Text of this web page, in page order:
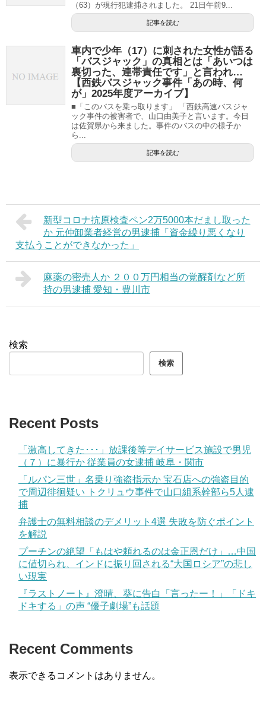
（63）が現行犯逮捕されました。 21日午前9...
記事を読む
車内で少年（17）に刺された女性が語る
「バスジャック」の真相とは「あいつは
裏切った、連帯責任です」と言われ…
【西鉄バスジャック事件「あの時、何
が」2025年度アーカイブ】
■「このバスを乗っ取ります」 「西鉄高速バスジャ
ック事件の被害者で、山口由美子と言います。今日
は佐賀県から来ました。事件のバスの中の様子か
ら...
記事を読む
新型コロナ抗原検査ペン2万5000本だまし取った
か 元仲卸業者経営の男逮捕「資金繰り悪くなり
支払うことができなかった」
麻薬の密売人か ２００万円相当の覚醒剤など所
持の男逮捕 愛知・豊川市
検索
検索
Recent Posts
「激高してきた･･･」放課後等デイサービス施設で男児
（７）に暴行か 従業員の女逮捕 岐阜・関市
「ルパン三世」名乗り強盗指示か 宝石店への強盗目的
で周辺徘徊疑い トクリュウ事件で山口組系幹部ら5人逮
捕
弁護士の無料相談のデメリット4選 失敗を防ぐポイント
を解説
プーチンの絶望「もはや頼れるのは金正恩だけ」…中国
に値切られ、インドに振り回される“大国ロシア”の悲し
い現実
『ラストノート』澄晴、葵に告白「言ったー！」「ドキ
ドキする」の声 “優子劇場”も話題
Recent Comments
表示できるコメントはありません。